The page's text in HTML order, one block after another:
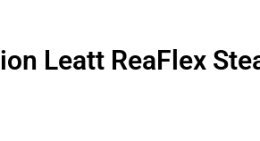
Leatt ReaFlex